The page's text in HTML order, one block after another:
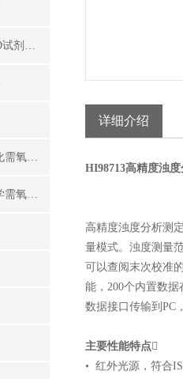
德国罗威邦试剂/LOVIBOND试剂/罗威邦试剂
BOD测定仪/BOD分析仪/生化需氧量测定仪
COD测定仪/COD分析仪/化学需氧量测定仪
详细介绍
HI98713高精度浊
高精度浊度分析测
量模式。浊度测量
可以查阅末次校准
能，200个内置数
数据接口传输到PC
主要性能特点
• 红外光源，符合